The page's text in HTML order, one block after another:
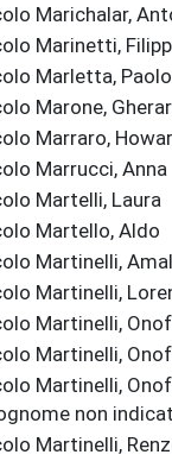
Marichalar,
Marinetti,
Marletta, Paolo
Marone,
Marraro,
Marrucci, Anna
Martelli, Laura
Martello, Aldo
Martinelli,
Martinelli,
Martinelli,
Martinelli,
Martinelli,
non
Martinelli,